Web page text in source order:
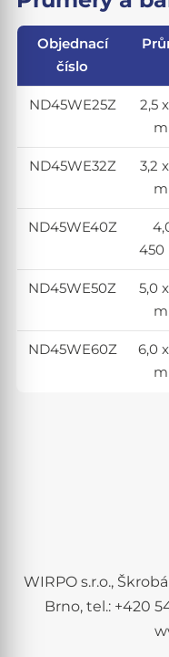
Objednací
číslo
ND45WE25Z
2,5
ND45WE32Z
3,2
ND45WE40Z
450
ND45WE50Z
5,0
ND45WE60Z
6,0
WIRPO s.r.o.,
Brno, tel.: +420